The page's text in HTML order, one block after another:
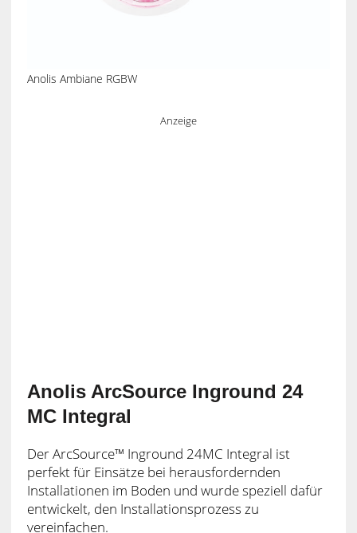
Anolis Ambiane RGBW
Anzeige
Anolis ArcSource Inground 24
MC Integral
Der ArcSource™ Inground 24MC Integral ist
perfekt für Einsätze bei herausfordernden
Installationen im Boden und wurde speziell dafür
entwickelt, den Installationsprozess zu
vereinfachen.